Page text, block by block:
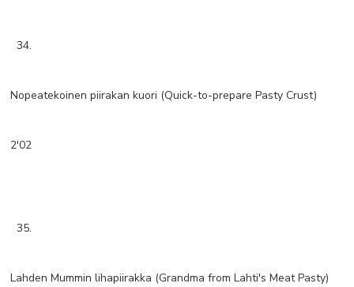
34.
Nopeatekoinen piirakan kuori (Quick-to-prepare Pasty Crust)
2'02
35.
Lahden Mummin lihapiirakka (Grandma from Lahti's Meat Pasty)